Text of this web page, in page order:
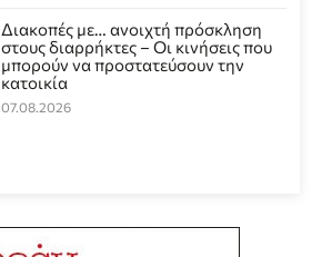
Διακοπές με… ανοιχτή πρόσκληση
στους διαρρήκτες – Οι κινήσεις που
μπορούν να προστατεύσουν την
κατοικία
07.08.2026